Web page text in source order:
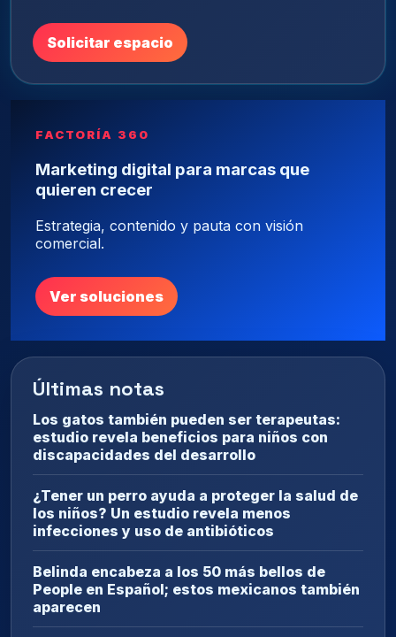
Solicitar espacio
FACTORÍA 360
Marketing digital para marcas que
quieren crecer
Estrategia, contenido y pauta con visión
comercial.
Ver soluciones
Últimas notas
Los gatos también pueden ser terapeutas:
estudio revela beneficios para niños con
discapacidades del desarrollo
¿Tener un perro ayuda a proteger la salud de
los niños? Un estudio revela menos
infecciones y uso de antibióticos
Belinda encabeza a los 50 más bellos de
People en Español; estos mexicanos también
aparecen